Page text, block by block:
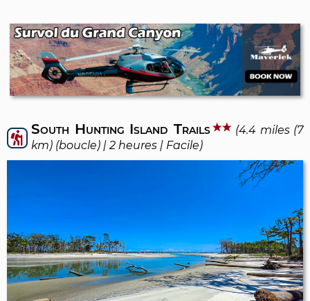
South Hunting Island Trails
(4.4 miles (7
km) (boucle) | 2 heures | Facile)